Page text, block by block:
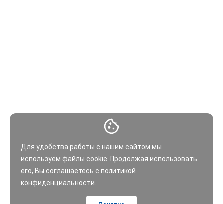
Для удобства работы с нашим сайтом мы
используем файлы cookie . Продолжая использовать
его, Вы соглашаетесь с политикой
конфиденциальности.